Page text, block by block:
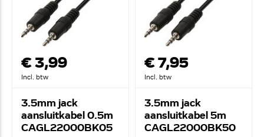
€ 3,99
Incl. btw
3.5mm jack
aansluitkabel 0.5m
CAGL22000BK05
€ 7,95
Incl. btw
3.5mm jack
aansluitkabel 5m
CAGL22000BK50